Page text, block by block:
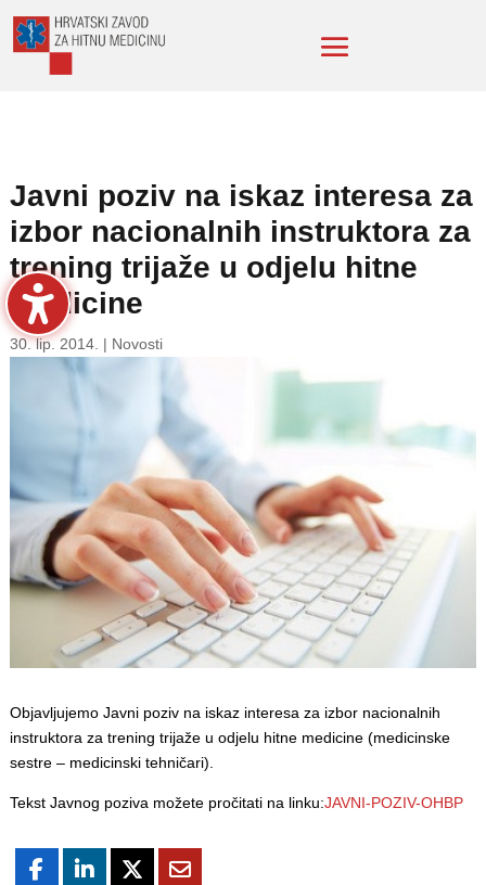
Javni poziv na iskaz interesa za
izbor nacionalnih instruktora za
trening trijaže u odjelu hitne
medicine
30. lip. 2014. | Novosti
Objavljujemo Javni poziv na iskaz interesa za izbor nacionalnih
instruktora za trening trijaže u odjelu hitne medicine (medicinske
sestre – medicinski tehničari).
Tekst Javnog poziva možete pročitati na linku:JAVNI-POZIV-OHBP